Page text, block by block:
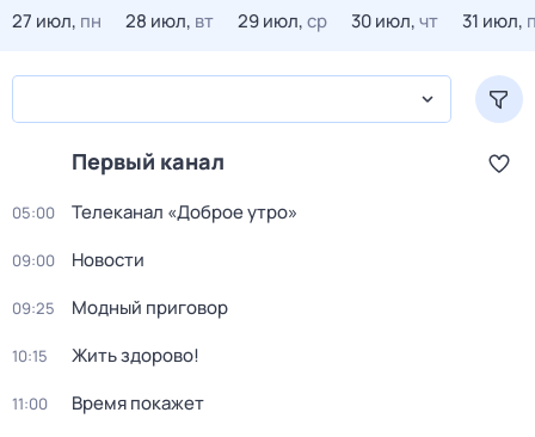
27 июл, пн 28 июл, вт 29 июл,ср 30 июл,чт 31 июл,
Первый канал
05:00 Телеканал «Доброе утро»
09:00 Новости
09:25 Модный приговор
10:15 Жить здорово!
11:00 Время покажет